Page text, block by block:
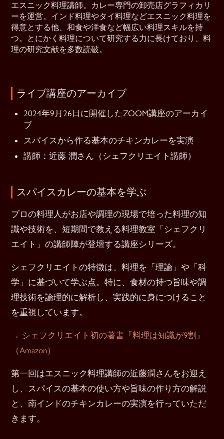
エスニック料理講師。カレー専門の卸売店グラフィカリ
ーを運営。インド料理やタイ料理などエスニック料理を
得意とする他、和食や洋食など幅広い料理スキルを持
つ。とにかく料理について研究する力に長けており、料
理の研究文献を多数読破。
ライブ講座のアーカイブ
2024年9月26日に開催したZOOM講座のアーカイ
ブ
スパイスから作る基本のチキンカレーを実演
講師：近藤 潤さん（シェフクリエイト講師）
スパイスカレーの基本を学ぶ
プロの料理人がお店や調理の現場で培った料理の知
識や技術を、短期間で教える料理教室「シェフクリ
エイト」の講師陣が登壇する講座シリーズ。
シェフクリエイトの特徴は、料理を「理論」や「科
学」に基づいて学ぶ点。特に、食材の持つ旨味や調
理技術を論理的に解析し、実践的に身につけること
を重視しています。
→ シェフクリエイト初の著書『料理は知識が9割』
（Amazon）
第一回はエスニック料理講師の近藤潤さんをお迎え
し、スパイスの基本の使い方や旨味の作り方の解説
と、南インドのチキンカレーの実演を行っていただ
きます。